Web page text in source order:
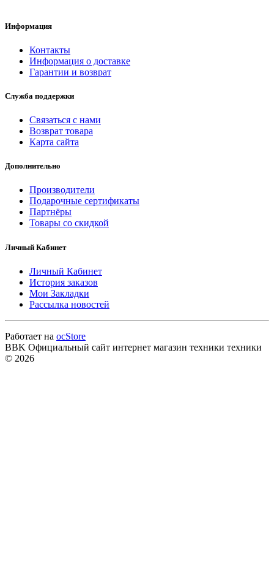
Информация
Контакты
Информация о доставке
Гарантии и возврат
Служба поддержки
Связаться с нами
Возврат товара
Карта сайта
Дополнительно
Производители
Подарочные сертификаты
Партнёры
Товары со скидкой
Личный Кабинет
Личный Кабинет
История заказов
Мои Закладки
Рассылка новостей
Работает на ocStore
BBK Официальный сайт интернет магазин техники техники
© 2026